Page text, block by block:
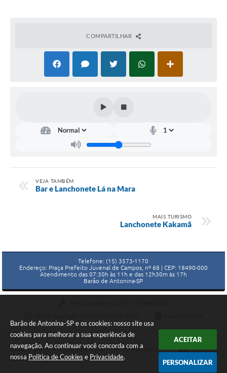
Barão de Antonina-SP e os cookies: nosso site usa
cookies para melhorar a sua experiência de
navegação. Ao continuar você concorda com a
nossa Política de Cookies e Privacidade.
ACEITAR
PERSONALIZAR
COMPARTILHAR
VEJA TAMBÉM
Bar e Lanchonete Lá na Mara
MAIS TURISMO
Lanchonete Kakamã
Telefone: (15) 3573-1170
Endereço: Praça Prefeito Juvenal de Campos, nº 68 | CEP: 18490-000
Atendimento das 07:30h às 11h e das 12h30m às 17h
Barão de Antonina-SP
Copyright Instar - 2006-2026. Todos os direitos reservados -
Instar Tecnologia